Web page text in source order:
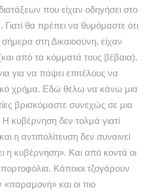
που είχαν οδηγήσει στο
θα πρέπει να θυμόμαστε ότι
σήμερα στη Δικαιοσύνη, είχαν
από τα κόμματά τους βέβαια).
για να πάψει επιτέλους να
χρήμα. Εδώ θέλω να κάνω μια
βρισκόμαστε συνεχώς σε μια
κυβέρνηση δεν τολμά γιατί
η αντιπολίτευση δεν συναινεί
η κυβέρνηση». Και από κοντά οι
Κάποιοι τζογάρουν
και οι πιο